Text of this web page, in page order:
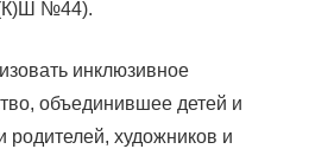
№44).
инклюзивное
объединившее детей и
родителей, художников и